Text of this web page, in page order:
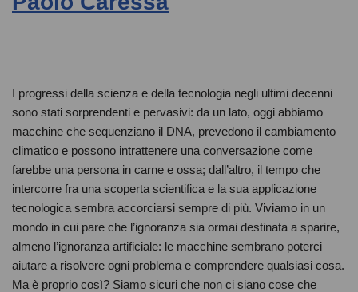
I progressi della scienza e della tecnologia negli ultimi decenni
sono stati sorprendenti e pervasivi: da un lato, oggi abbiamo
macchine che sequenziano il DNA, prevedono il cambiamento
climatico e possono intrattenere una conversazione come
farebbe una persona in carne e ossa; dall’altro, il tempo che
intercorre fra una scoperta scientifica e la sua applicazione
tecnologica sembra accorciarsi sempre di più. Viviamo in un
mondo in cui pare che l’ignoranza sia ormai destinata a sparire,
almeno l’ignoranza artificiale: le macchine sembrano poterci
aiutare a risolvere ogni problema e comprendere qualsiasi cosa.
Ma è proprio così? Siamo sicuri che non ci siano cose che